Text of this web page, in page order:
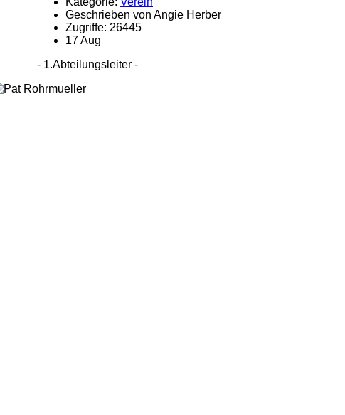
Geschrieben von Angie Herber
Zugriffe: 26445
17 Aug
- 1.Abteilungsleiter -